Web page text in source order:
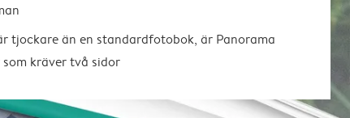
tjockare än en standardfotobok, är Panorama
kräver två sidor